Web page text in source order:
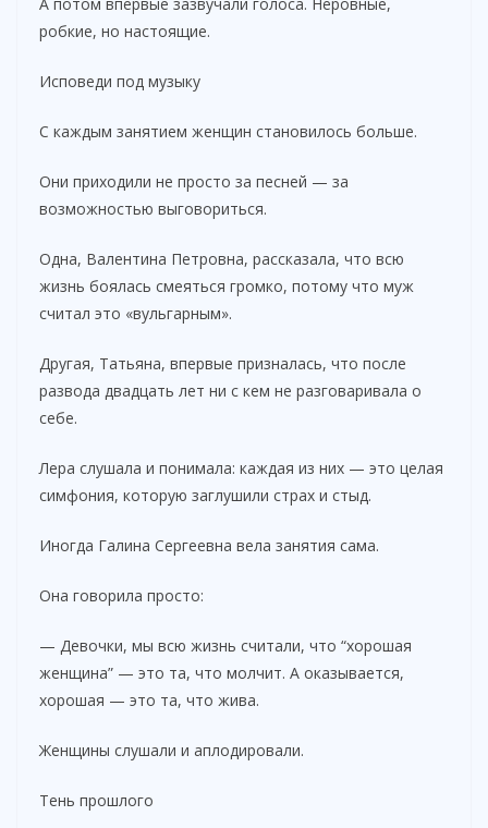
робкие, но настоящие.
Исповеди под музыку
С каждым занятием женщин становилось больше.
Они приходили не просто за песней — за
возможностью выговориться.
Одна, Валентина Петровна, рассказала, что всю
жизнь боялась смеяться громко, потому что муж
считал это «вульгарным».
Другая, Татьяна, впервые призналась, что после
развода двадцать лет ни с кем не разговаривала о
себе.
Лера слушала и понимала: каждая из них — это целая
симфония, которую заглушили страх и стыд.
Иногда Галина Сергеевна вела занятия сама.
Она говорила просто:
— Девочки, мы всю жизнь считали, что “хорошая
женщина” — это та, что молчит. А оказывается,
хорошая — это та, что жива.
Женщины слушали и аплодировали.
Тень прошлого